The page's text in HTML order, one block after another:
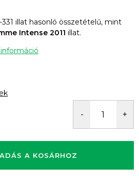
331 illat hasonló összetételű, mint
Intense 2011 illat.
A KOSÁRHOZ